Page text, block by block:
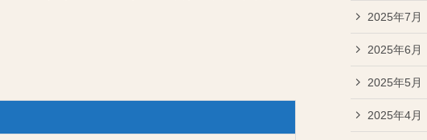
2025年7月
2025年6月
2025年5月
2025年4月